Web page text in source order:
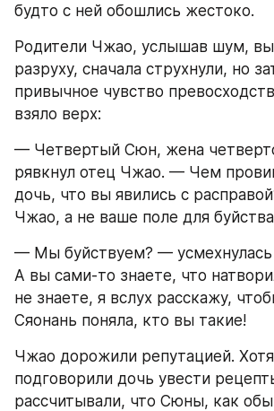
будто с ней обошлись жестоко.
Родители Чжао, услышав шум,
разруху, сначала струхнули, но
привычное чувство
взяло верх:
— Четвертый Сюн, жена
рявкнул отец Чжао. — Чем
дочь, что вы явились с
Чжао, а не ваше поле для
— Мы буйствуем? —
А вы сами-то знаете, что
не знаете, я вслух расскажу,
Сяонань поняла, кто вы такие!
Чжао дорожили репутацией.
подговорили дочь увести
рассчитывали, что Сюны, как